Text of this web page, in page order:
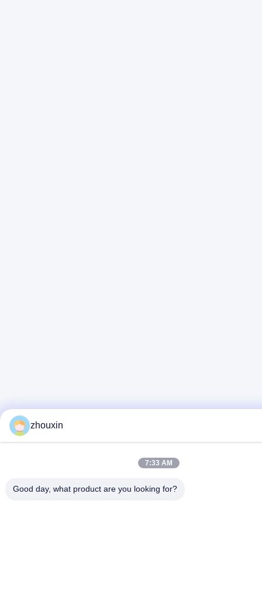
zhouxin
7:33 AM
Good day, what product are you looking for?